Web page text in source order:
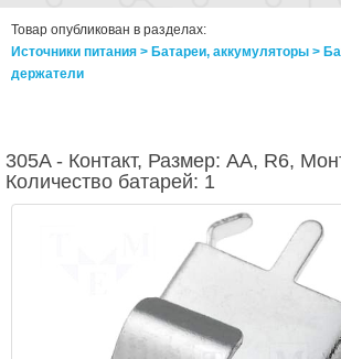
Товар опубликован в разделах:
Источники питания > Батареи, аккумуляторы >
держатели
305A - Контакт, Размер: AA, R6,
Количество батарей: 1